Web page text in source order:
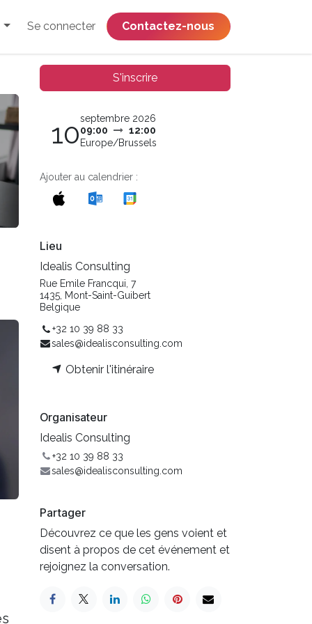
Se connecter ​​​​​​​​​​​​​​​​Contactez-nous
S'inscrire
10septembre 2026
09:00
12:00
Europe/Brussels
Ajouter au calendrier :
Lieu
Idealis Consulting
Rue Emile Francqui, 7
1435, Mont-Saint-Guibert
Belgique
+32 10 39 88 33
sales@idealisconsulting.com
Obtenir l'itinéraire
Organisateur
Idealis Consulting
+32 10 39 88 33
sales@idealisconsulting.com
Partager
Découvrez ce que les gens voient et
disent à propos de cet événement et
rejoignez la conversation.